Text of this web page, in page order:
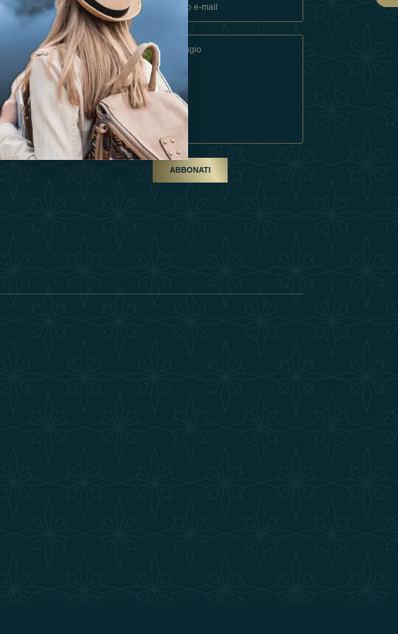
Termini E Condizioni
Diventa Un Partner
Our Team
ABBONATI